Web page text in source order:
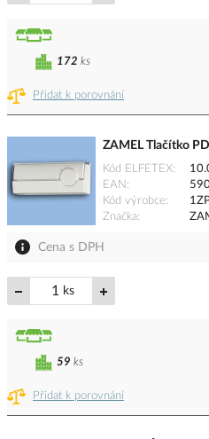
Přidat k porovnání
172 ks
ZAMEL Tlačítko
Kód ELFETEX
EAN
Kód výrobce
Značka
Cena s DPH
ks
Přidat k porovnání
59 ks